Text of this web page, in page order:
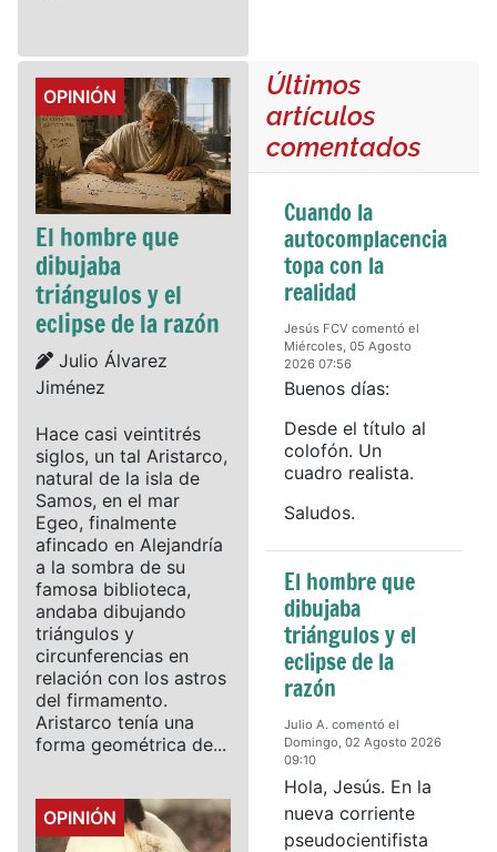
Details
OPINIÓN
El hombre que
dibujaba
triángulos y el
eclipse de la razón
Details
Julio Álvarez
Jiménez
Hace casi veintitrés
siglos, un tal Aristarco,
natural de la isla de
Samos, en el mar
Egeo, finalmente
afincado en Alejandría
a la sombra de su
famosa biblioteca,
andaba dibujando
triángulos y
circunferencias en
relación con los astros
del firmamento.
Aristarco tenía una
forma geométrica de...
Details
OPINIÓN
Últimos
artículos
comentados
Cuando la
autocomplacencia
topa con la
realidad
Jesús FCV comentó el
Miércoles, 05 Agosto
2026 07:56
Buenos días:
Desde el título al
colofón. Un
cuadro realista.
Saludos.
El hombre que
dibujaba
triángulos y el
eclipse de la
razón
Julio A. comentó el
Domingo, 02 Agosto 2026
09:10
Hola, Jesús. En la
nueva corriente
pseudocientifista